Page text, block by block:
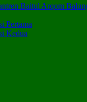
Baitul Arqom
Pertama
Kedua